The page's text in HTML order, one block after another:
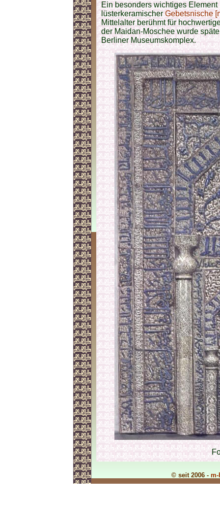
Ein besonders wichtiges
lüsterkeramischerGebetsnische
Mittelalter berühmt für
der Maidan-Moschee wurde
Berliner Museumskomplex.
© seit 2006 - m-